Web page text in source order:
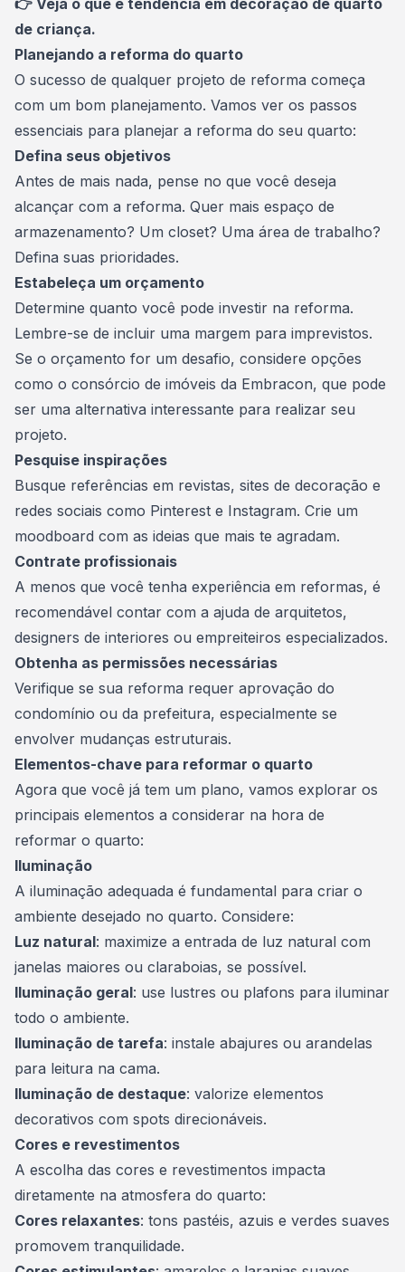
👉 Veja o que é tendência em decoração de quarto
de criança.
Planejando a reforma do quarto
O sucesso de qualquer projeto de reforma começa
com um bom planejamento. Vamos ver os passos
essenciais para planejar a reforma do seu quarto:
Defina seus objetivos
Antes de mais nada, pense no que você deseja
alcançar com a reforma. Quer mais espaço de
armazenamento? Um closet? Uma área de trabalho?
Defina suas prioridades.
Estabeleça um orçamento
Determine quanto você pode investir na reforma.
Lembre-se de incluir uma margem para imprevistos.
Se o orçamento for um desafio, considere opções
como o consórcio de imóveis da Embracon, que pode
ser uma alternativa interessante para realizar seu
projeto.
Pesquise inspirações
Busque referências em revistas, sites de decoração e
redes sociais como Pinterest e Instagram. Crie um
moodboard com as ideias que mais te agradam.
Contrate profissionais
A menos que você tenha experiência em reformas, é
recomendável contar com a ajuda de arquitetos,
designers de interiores ou empreiteiros especializados.
Obtenha as permissões necessárias
Verifique se sua reforma requer aprovação do
condomínio ou da prefeitura, especialmente se
envolver mudanças estruturais.
Elementos-chave para reformar o quarto
Agora que você já tem um plano, vamos explorar os
principais elementos a considerar na hora de
reformar o quarto:
Iluminação
A iluminação adequada é fundamental para criar o
ambiente desejado no quarto. Considere:
Luz natural: maximize a entrada de luz natural com
janelas maiores ou claraboias, se possível.
Iluminação geral: use lustres ou plafons para iluminar
todo o ambiente.
Iluminação de tarefa: instale abajures ou arandelas
para leitura na cama.
Iluminação de destaque: valorize elementos
decorativos com spots direcionáveis.
Cores e revestimentos
A escolha das cores e revestimentos impacta
diretamente na atmosfera do quarto:
Cores relaxantes: tons pastéis, azuis e verdes suaves
promovem tranquilidade.